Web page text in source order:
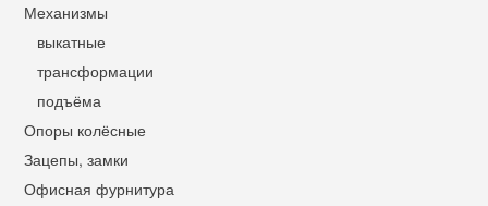
Механизмы
выкатные
трансформации
подъёма
Опоры колёсные
Зацепы, замки
Офисная фурнитура